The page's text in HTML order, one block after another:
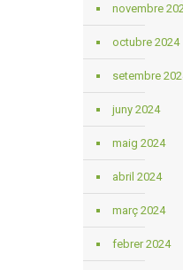
novembre
octubre 2024
setembre
juny 2024
maig 2024
abril 2024
març 2024
febrer 2024